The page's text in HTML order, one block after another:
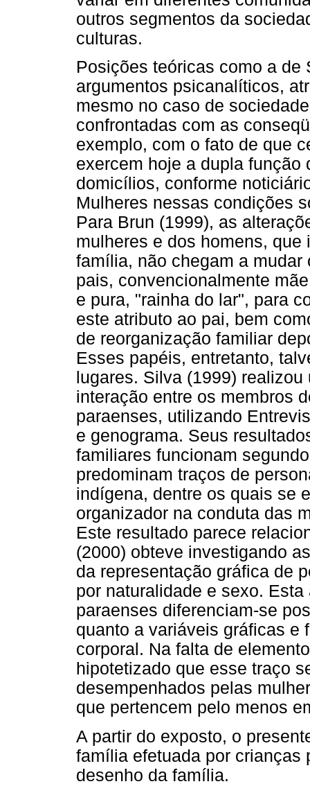
outros segmentos da
culturas.
Posições teóricas como a de
argumentos psicanalíticos,
mesmo no caso de
confrontadas com as
exemplo, com o fato de que
exercem hoje a dupla função
domicílios, conforme
Mulheres nessas condições
Para Brun (1999), as
mulheres e dos homens,
família, não chegam a
pais, convencionalmente
e pura, "rainha do lar", para
este atributo ao pai, bem
de reorganização familiar
Esses papéis, entretanto,
lugares. Silva (1999)
interação entre os membros
paraenses, utilizando
e genograma. Seus
familiares funcionam
predominam traços de
indígena, dentre os quais se
organizador na conduta das
Este resultado parece
(2000) obteve investigando
da representação gráfica de
por naturalidade e sexo.
paraenses diferenciam-se
quanto a variáveis gráficas e
corporal. Na falta de
hipotetizado que esse traço
desempenhados pelas
que pertencem pelo menos
A partir do exposto, o
família efetuada por crianças
desenho da família.